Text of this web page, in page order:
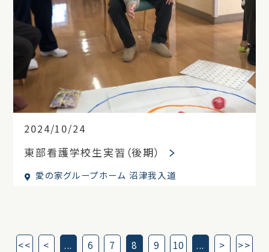
2024/10/24
東部看護学校生実習（後期）
愛の家グループホーム 沼津我入道
<< < ... 6 7 8 9 10 ... > >>